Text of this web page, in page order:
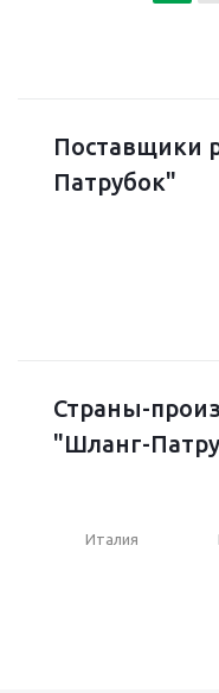
Поставщики
Патрубок"
Страны-
"Шланг-
Италия